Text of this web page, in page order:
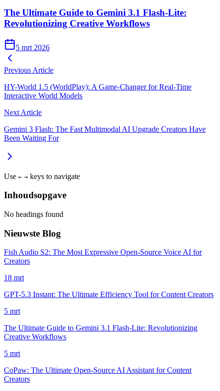
The Ultimate Guide to Gemini 3.1 Flash-Lite:
Revolutionizing Creative Workflows
5 mrt 2026
Previous Article
HY-World 1.5 (WorldPlay): A Game-Changer for Real-Time
Interactive World Models
Next Article
Gemini 3 Flash: The Fast Multimodal AI Upgrade Creators Have
Been Waiting For
Use ← → keys to navigate
Inhoudsopgave
No headings found
Nieuwste Blog
Fish Audio S2: The Most Expressive Open-Source Voice AI for
Creators
18 mrt
GPT-5.3 Instant: The Ultimate Efficiency Tool for Content Creators
5 mrt
The Ultimate Guide to Gemini 3.1 Flash-Lite: Revolutionizing
Creative Workflows
5 mrt
CoPaw: The Ultimate Open-Source AI Assistant for Content
Creators